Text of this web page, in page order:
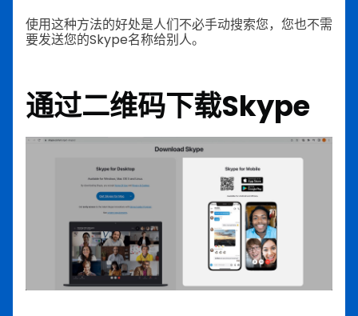
使用这种方法的好处是人们不必手动搜索您，您也不需
要发送您的Skype名称给别人。
通过二维码下载Skype